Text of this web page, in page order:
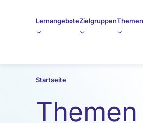
LernangeboteZielgruppenThemen
Startseite
Themen